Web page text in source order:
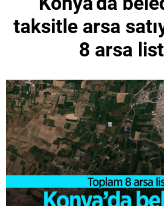
taksitle arsa
8 arsa